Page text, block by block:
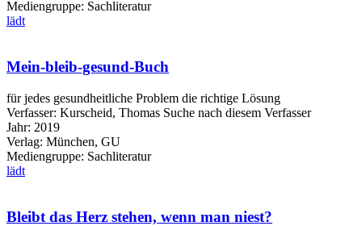
Mediengruppe: Sachliteratur
lädt
Mein-bleib-gesund-Buch
für jedes gesundheitliche Problem die richtige Lösung
Verfasser: Kurscheid, Thomas Suche nach diesem Verfasser
Jahr: 2019
Verlag: München, GU
Mediengruppe: Sachliteratur
lädt
Bleibt das Herz stehen, wenn man niest?